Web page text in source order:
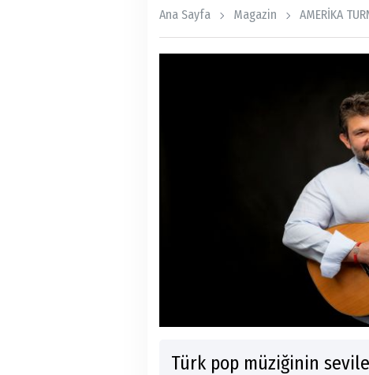
Ana Sayfa Magazin AMERİKA
Türk pop müziğinin